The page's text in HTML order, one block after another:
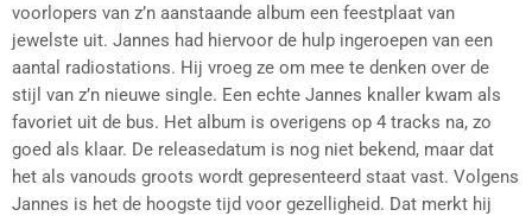
voorlopers van z’n aanstaande album een feestplaat van
jewelste uit. Jannes had hiervoor de hulp ingeroepen van een
aantal radiostations. Hij vroeg ze om mee te denken over de
stijl van z’n nieuwe single. Een echte Jannes knaller kwam als
favoriet uit de bus. Het album is overigens op 4 tracks na, zo
goed als klaar. De releasedatum is nog niet bekend, maar dat
het als vanouds groots wordt gepresenteerd staat vast. Volgens
Jannes is het de hoogste tijd voor gezelligheid. Dat merkt hij